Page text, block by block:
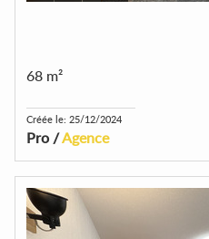
68 m²
Créée le: 25/12/2024
Pro /Agence